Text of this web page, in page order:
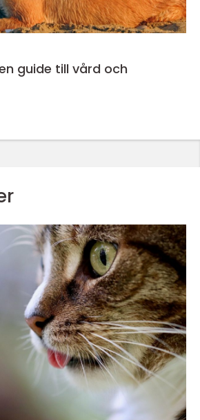
guide till vård och